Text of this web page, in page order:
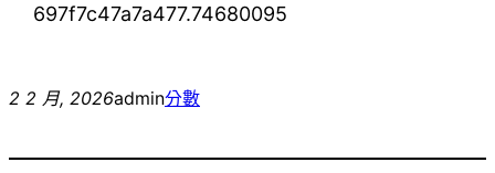
697f7c47a7a477.74680095
2 2 月, 2026admin分數